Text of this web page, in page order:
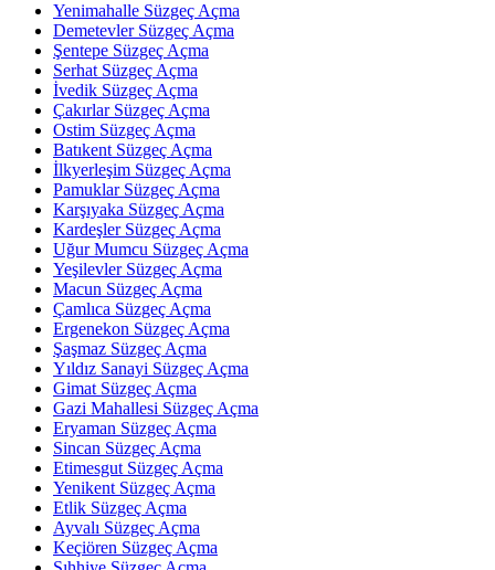
Yenimahalle Süzgeç Açma
Demetevler Süzgeç Açma
Şentepe Süzgeç Açma
Serhat Süzgeç Açma
İvedik Süzgeç Açma
Çakırlar Süzgeç Açma
Ostim Süzgeç Açma
Batıkent Süzgeç Açma
İlkyerleşim Süzgeç Açma
Pamuklar Süzgeç Açma
Karşıyaka Süzgeç Açma
Kardeşler Süzgeç Açma
Uğur Mumcu Süzgeç Açma
Yeşilevler Süzgeç Açma
Macun Süzgeç Açma
Çamlıca Süzgeç Açma
Ergenekon Süzgeç Açma
Şaşmaz Süzgeç Açma
Yıldız Sanayi Süzgeç Açma
Gimat Süzgeç Açma
Gazi Mahallesi Süzgeç Açma
Eryaman Süzgeç Açma
Sincan Süzgeç Açma
Etimesgut Süzgeç Açma
Yenikent Süzgeç Açma
Etlik Süzgeç Açma
Ayvalı Süzgeç Açma
Keçiören Süzgeç Açma